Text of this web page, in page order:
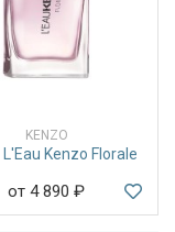
KENZO
L'Eau Kenzo Florale
от 4 890 ₽